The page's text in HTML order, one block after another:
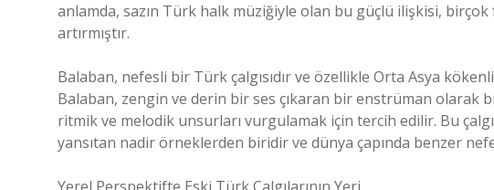
anlamda, sazın Türk halk müziğiyle olan bu güçlü ilişkisi,
artırmıştır.
Balaban, nefesli bir Türk çalgısıdır ve özellikle Orta Asya
Balaban, zengin ve derin bir ses çıkaran bir enstrüman
ritmik ve melodik unsurları vurgulamak için tercih edilir. Bu
yansıtan nadir örneklerden biridir ve dünya çapında benzer